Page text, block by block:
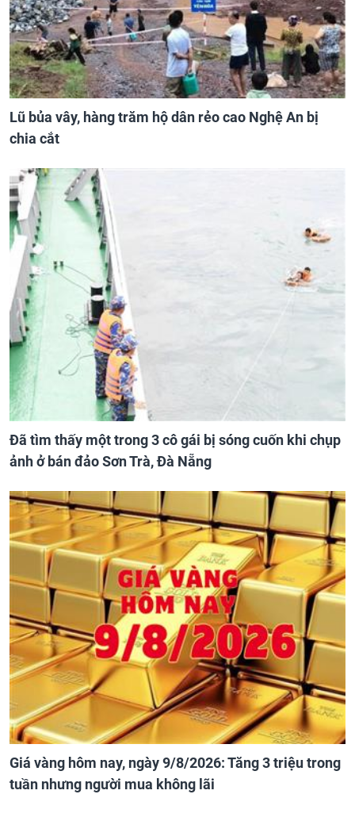
Lũ bủa vây, hàng trăm hộ dân rẻo cao Nghệ An bị
chia cắt
Đã tìm thấy một trong 3 cô gái bị sóng cuốn khi chụp
ảnh ở bán đảo Sơn Trà, Đà Nẵng
Giá vàng hôm nay, ngày 9/8/2026: Tăng 3 triệu trong
tuần nhưng người mua không lãi